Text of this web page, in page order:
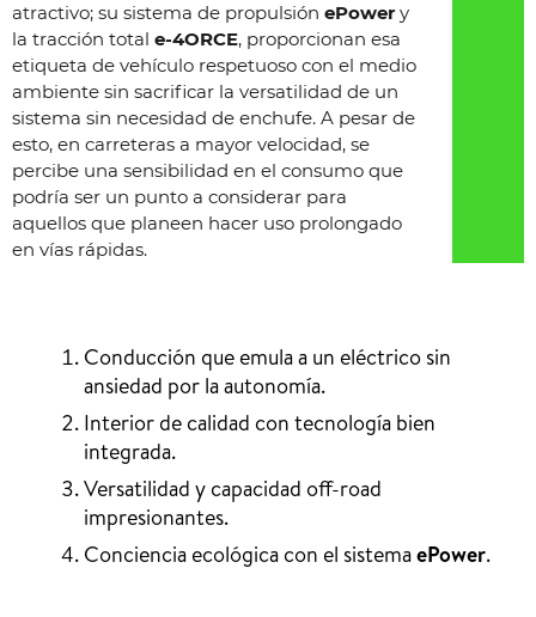
atractivo; su sistema de propulsión ePower y
la tracción total e-4ORCE, proporcionan esa
etiqueta de vehículo respetuoso con el medio
ambiente sin sacrificar la versatilidad de un
sistema sin necesidad de enchufe. A pesar de
esto, en carreteras a mayor velocidad, se
percibe una sensibilidad en el consumo que
podría ser un punto a considerar para
aquellos que planeen hacer uso prolongado
en vías rápidas.
Conducción que emula a un eléctrico sin
ansiedad por la autonomía.
Interior de calidad con tecnología bien
integrada.
Versatilidad y capacidad off-road
impresionantes.
Conciencia ecológica con el sistemaePower.